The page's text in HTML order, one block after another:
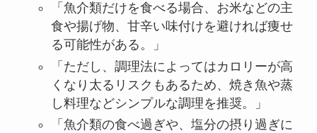
「魚介類だけを食べる場合、お米などの主
食や揚げ物、甘辛い味付けを避ければ痩せ
る可能性がある。」
「ただし、調理法によってはカロリーが高
くなり太るリスクもあるため、焼き魚や蒸
し料理などシンプルな調理を推奨。」
「魚介類の食べ過ぎや、塩分の摂り過ぎに